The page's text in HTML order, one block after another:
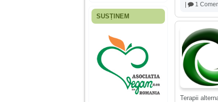
Fiica mea s-a nascut
ani, privind in urma
realizez cat de multe
greseli am facut in
educatia si cresterea
ei, am fost o mama
egoista, preocupata
de implinirea
profesionala, cand ea
era mica am neglijat-
SUSȚINEM
1
Terapii